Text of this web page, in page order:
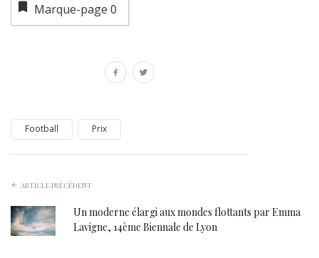
Marque-page 0
Football Prix
ARTICLE PRÉCÉDENT
Un moderne élargi aux mondes flottants par Emma
Lavigne, 14ème Biennale de Lyon